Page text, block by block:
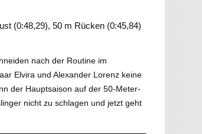
(0:48,29), 50 m Rücken (0:45,84)
nach der Routine im
Elvira und Alexander Lorenz keine
der Hauptsaison auf der 50-Meter-
nicht zu schlagen und jetzt geht